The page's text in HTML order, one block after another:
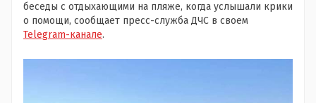
беседы с отдыхающими на пляже, когда услышали крики
о помощи, сообщает пресс-служба ДЧС в своем
Telegram-канале.